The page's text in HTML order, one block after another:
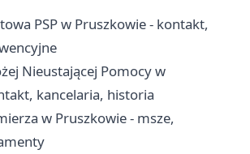
PSP w Pruszkowie - kontakt,
Nieustającej Pomocy w
kancelaria, historia
w Pruszkowie - msze,